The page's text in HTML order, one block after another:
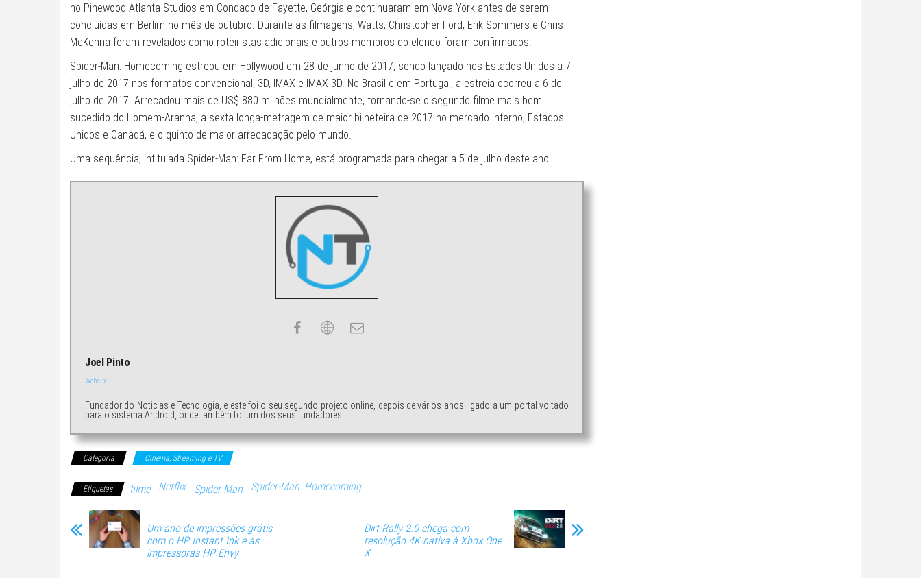
no Pinewood Atlanta Studios em Condado de Fayette, Geórgia e continuaram em Nova York antes de serem
concluídas em Berlim no mês de outubro. Durante as filmagens, Watts, Christopher Ford, Erik Sommers e Chris
McKenna foram revelados como roteiristas adicionais e outros membros do elenco foram confirmados.
Spider-Man: Homecoming estreou em Hollywood em 28 de junho de 2017, sendo lançado nos Estados Unidos a 7
julho de 2017 nos formatos convencional, 3D, IMAX e IMAX 3D. No Brasil e em Portugal, a estreia ocorreu a 6 de
julho de 2017. Arrecadou mais de US$ 880 milhões mundialmente, tornando-se o segundo filme mais bem
sucedido do Homem-Aranha, a sexta longa-metragem de maior bilheteira de 2017 no mercado interno, Estados
Unidos e Canadá, e o quinto de maior arrecadação pelo mundo.
Uma sequência, intitulada Spider-Man: Far From Home, está programada para chegar a 5 de julho deste ano.
Joel Pinto
Website
Fundador do Noticias e Tecnologia, e este foi o seu segundo projeto online, depois de vários anos ligado a um portal voltado
para o sistema Android, onde também foi um dos seus fundadores.
Categoria Cinema, Streaming e TV
Etiquetas filme Netflix Spider Man Spider-Man: Homecoming
Um ano de impressões grátis
com o HP Instant Ink e as
impressoras HP Envy
Dirt Rally 2.0 chega com
resolução 4K nativa à Xbox One
X